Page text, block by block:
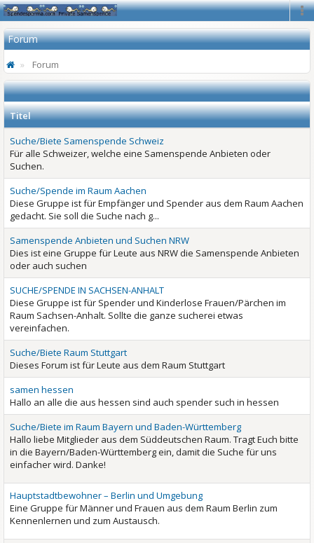
Forum
Forum
Titel
Suche/Biete Samenspende Schweiz
Für alle Schweizer, welche eine Samenspende Anbieten oder
Suchen.
Suche/Spende im Raum Aachen
Diese Gruppe ist für Empfänger und Spender aus dem Raum Aachen
gedacht. Sie soll die Suche nach g...
Samenspende Anbieten und Suchen NRW
Dies ist eine Gruppe für Leute aus NRW die Samenspende Anbieten
oder auch suchen
SUCHE/SPENDE IN SACHSEN-ANHALT
Diese Gruppe ist für Spender und Kinderlose Frauen/Pärchen im
Raum Sachsen-Anhalt. Sollte die ganze sucherei etwas
vereinfachen.
Suche/Biete Raum Stuttgart
Dieses Forum ist für Leute aus dem Raum Stuttgart
samen hessen
Hallo an alle die aus hessen sind auch spender such in hessen
Suche/Biete im Raum Bayern und Baden-Württemberg
Hallo liebe Mitglieder aus dem Süddeutschen Raum. Tragt Euch bitte
in die Bayern/Baden-Württemberg ein, damit die Suche für uns
einfacher wird. Danke!
Hauptstadtbewohner – Berlin und Umgebung
Eine Gruppe für Männer und Frauen aus dem Raum Berlin zum
Kennenlernen und zum Austausch.